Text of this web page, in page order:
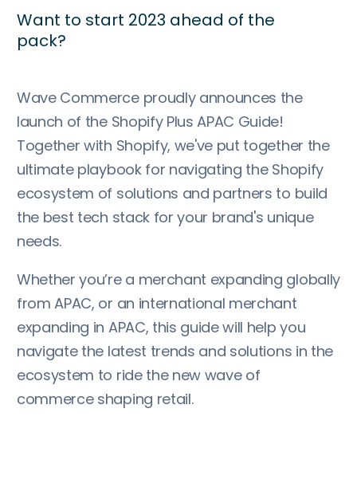
Want to start 2023 ahead of the
pack?
Wave Commerce proudly announces the
launch of the Shopify Plus APAC Guide!
Together with Shopify, we've put together the
ultimate playbook for navigating the Shopify
ecosystem of solutions and partners to build
the best tech stack for your brand's unique
needs.
Whether you’re a merchant expanding globally
from APAC, or an international merchant
expanding in APAC, this guide will help you
navigate the latest trends and solutions in the
ecosystem to ride the new wave of
commerce shaping retail.